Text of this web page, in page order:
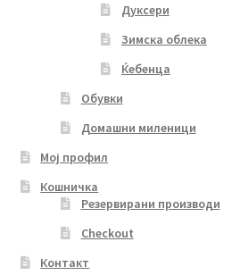
Дуксери
Зимска облека
Ќебенца
Обувки
Домашни миленици
Мој профил
Кошничка
Резервирани производи
Checkout
Контакт